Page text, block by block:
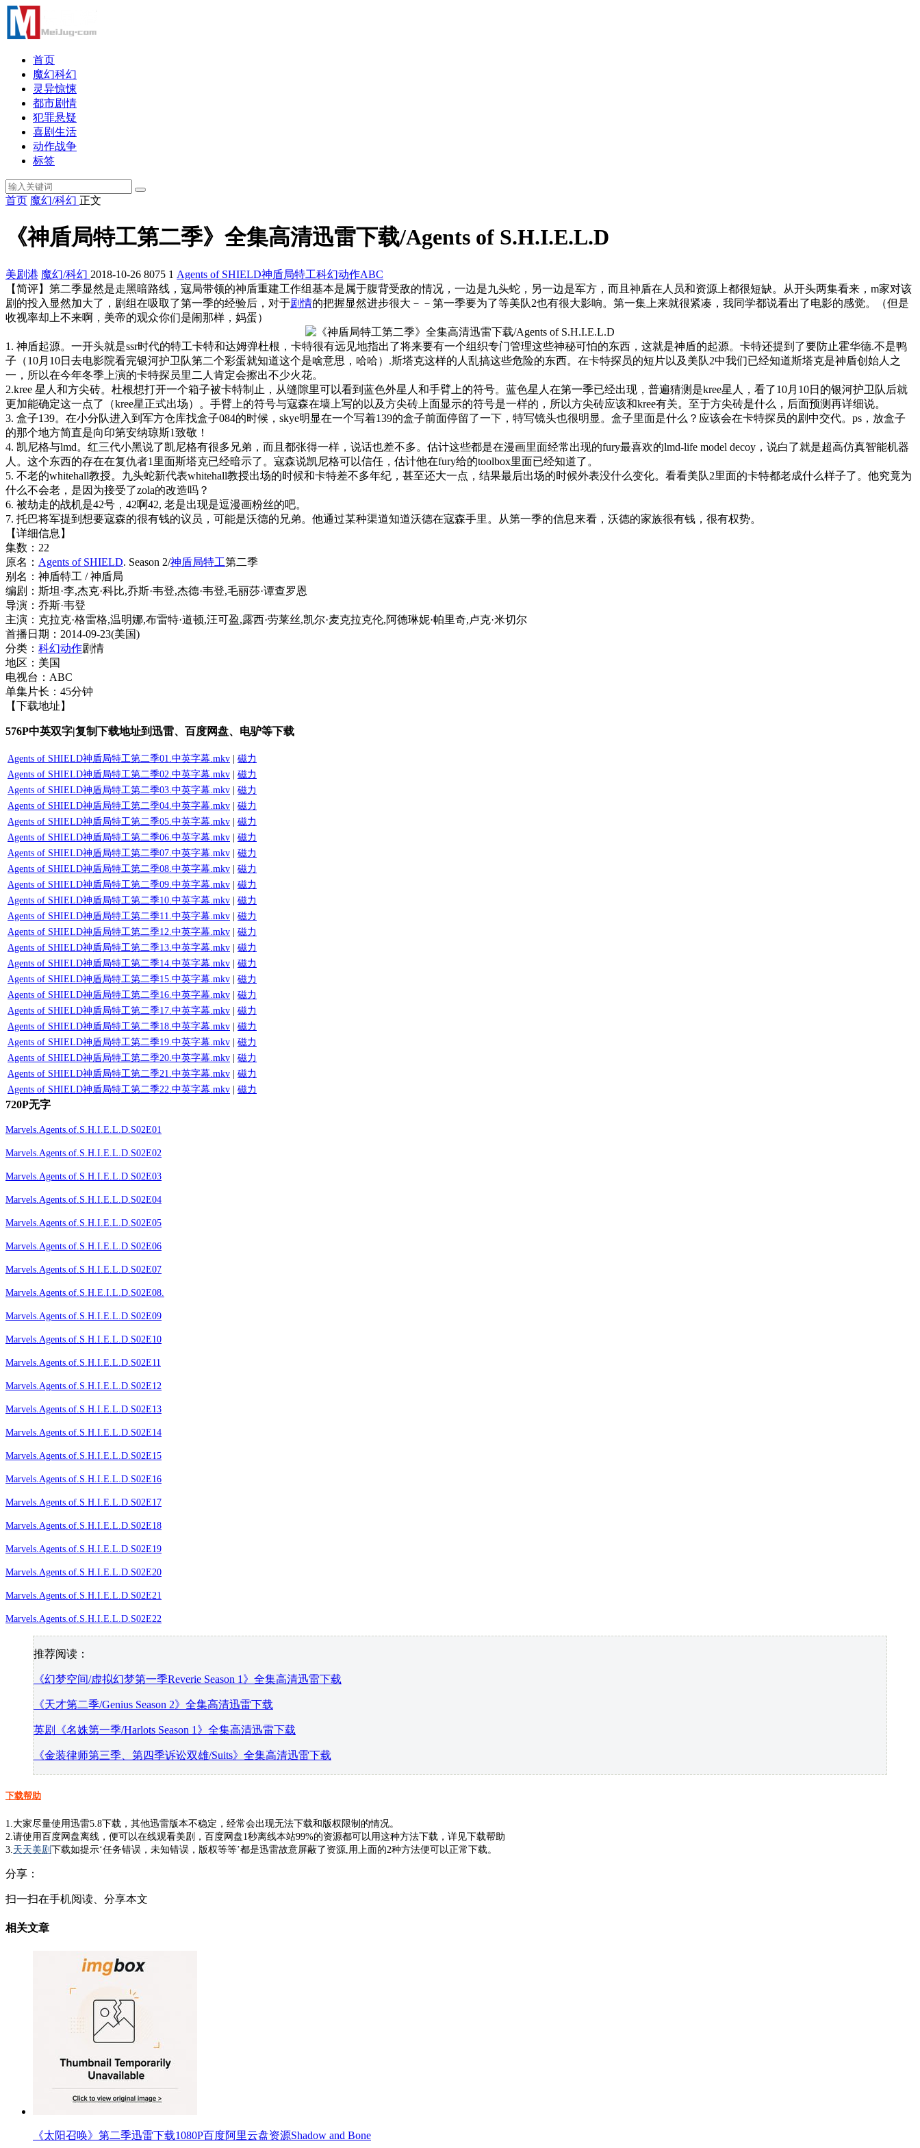
首页
魔幻科幻
灵异惊悚
都市剧情
犯罪悬疑
喜剧生活
动作战争
标签
首页 魔幻/科幻 正文
《神盾局特工第二季》全集高清迅雷下载/Agents of S.H.I.E.L.D
美剧港 魔幻/科幻 2018-10-26 8075 1 Agents of SHIELD神盾局特工科幻动作ABC
【简评】第二季显然是走黑暗路线，寇局带领的神盾重建工作组基本是属于腹背受敌的情况，一边是九头蛇，另一边是军方，而且神盾在人员和资源上都很短缺。从开头两集看来，m家对该
剧的投入显然加大了，剧组在吸取了第一季的经验后，对于剧情的把握显然进步很大－－第一季要为了等美队2也有很大影响。第一集上来就很紧凑，我同学都说看出了电影的感觉。（但是
收视率却上不来啊，美帝的观众你们是闹那样，妈蛋）
1. 神盾起源。一开头就是ssr时代的特工卡特和达姆弹杜根，卡特很有远见地指出了将来要有一个组织专门管理这些神秘可怕的东西，这就是神盾的起源。卡特还提到了要防止霍华德.不是鸭
子（10月10日去电影院看完银河护卫队第二个彩蛋就知道这个是啥意思，哈哈）.斯塔克这样的人乱搞这些危险的东西。在卡特探员的短片以及美队2中我们已经知道斯塔克是神盾创始人之
一，所以在今年冬季上演的卡特探员里二人肯定会擦出不少火花。
2.kree 星人和方尖砖。杜根想打开一个箱子被卡特制止，从缝隙里可以看到蓝色外星人和手臂上的符号。蓝色星人在第一季已经出现，普遍猜测是kree星人，看了10月10日的银河护卫队后就
更加能确定这一点了（kree星正式出场）。手臂上的符号与寇森在墙上写的以及方尖砖上面显示的符号是一样的，所以方尖砖应该和kree有关。至于方尖砖是什么，后面预测再详细说。
3. 盒子139。在小分队进入到军方仓库找盒子084的时候，skye明显在一个写着139的盒子前面停留了一下，特写镜头也很明显。盒子里面是什么？应该会在卡特探员的剧中交代。ps，放盒子
的那个地方简直是向印第安纳琼斯1致敬！
4. 凯尼格与lmd。红三代小黑说了凯尼格有很多兄弟，而且都张得一样，说话也差不多。估计这些都是在漫画里面经常出现的fury最喜欢的lmd-life model decoy，说白了就是超高仿真智能机器
人。这个东西的存在在复仇者1里面斯塔克已经暗示了。寇森说凯尼格可以信任，估计他在fury给的toolbox里面已经知道了。
5. 不老的whitehall教授。九头蛇新代表whitehall教授出场的时候和卡特差不多年纪，甚至还大一点，结果最后出场的时候外表没什么变化。看看美队2里面的卡特都老成什么样子了。他究竟为
什么不会老，是因为接受了zola的改造吗？
6. 被劫走的战机是42号，42啊42, 老是出现是逗漫画粉丝的吧。
7. 托巴将军提到想要寇森的很有钱的议员，可能是沃德的兄弟。他通过某种渠道知道沃德在寇森手里。从第一季的信息来看，沃德的家族很有钱，很有权势。
【详细信息】
集数：22
原名： Agents of SHIELD. Season 2/神盾局特工第二季
别名：神盾特工 / 神盾局
编剧：斯坦·李,杰克·科比,乔斯·韦登,杰德·韦登,毛丽莎·谭查罗恩
导演：乔斯·韦登
主演：克拉克·格雷格,温明娜,布雷特·道顿,汪可盈,露西·劳莱丝,凯尔·麦克拉克伦,阿德琳妮·帕里奇,卢克·米切尔
首播日期：2014-09-23(美国)
分类： 科幻动作剧情
地区：美国
电视台：ABC
单集片长：45分钟
【下载地址】
576P中英双字|复制下载地址到迅雷、百度网盘、电驴等下载
Agents of SHIELD神盾局特工第二季01.中英字幕.mkv
磁力
Agents of SHIELD神盾局特工第二季02.中英字幕.mkv
磁力
Agents of SHIELD神盾局特工第二季03.中英字幕.mkv
磁力
Agents of SHIELD神盾局特工第二季04.中英字幕.mkv
磁力
Agents of SHIELD神盾局特工第二季05.中英字幕.mkv
磁力
Agents of SHIELD神盾局特工第二季06.中英字幕.mkv
磁力
Agents of SHIELD神盾局特工第二季07.中英字幕.mkv
磁力
Agents of SHIELD神盾局特工第二季08.中英字幕.mkv
磁力
Agents of SHIELD神盾局特工第二季09.中英字幕.mkv
磁力
Agents of SHIELD神盾局特工第二季10.中英字幕.mkv
磁力
Agents of SHIELD神盾局特工第二季11.中英字幕.mkv
磁力
Agents of SHIELD神盾局特工第二季12.中英字幕.mkv
磁力
Agents of SHIELD神盾局特工第二季13.中英字幕.mkv
磁力
Agents of SHIELD神盾局特工第二季14.中英字幕.mkv
磁力
Agents of SHIELD神盾局特工第二季15.中英字幕.mkv
磁力
Agents of SHIELD神盾局特工第二季16.中英字幕.mkv
磁力
Agents of SHIELD神盾局特工第二季17.中英字幕.mkv
磁力
Agents of SHIELD神盾局特工第二季18.中英字幕.mkv
磁力
Agents of SHIELD神盾局特工第二季19.中英字幕.mkv
磁力
Agents of SHIELD神盾局特工第二季20.中英字幕.mkv
磁力
Agents of SHIELD神盾局特工第二季21.中英字幕.mkv
磁力
Agents of SHIELD神盾局特工第二季22.中英字幕.mkv
磁力
720P无字
Marvels.Agents.of.S.H.I.E.L.D.S02E01
Marvels.Agents.of.S.H.I.E.L.D.S02E02
Marvels.Agents.of.S.H.I.E.L.D.S02E03
Marvels.Agents.of.S.H.I.E.L.D.S02E04
Marvels.Agents.of.S.H.I.E.L.D.S02E05
Marvels.Agents.of.S.H.I.E.L.D.S02E06
Marvels.Agents.of.S.H.I.E.L.D.S02E07
Marvels.Agents.of.S.H.E.I.L.D.S02E08.
Marvels.Agents.of.S.H.I.E.L.D.S02E09
Marvels.Agents.of.S.H.I.E.L.D.S02E10
Marvels.Agents.of.S.H.I.E.L.D.S02E11
Marvels.Agents.of.S.H.I.E.L.D.S02E12
Marvels.Agents.of.S.H.I.E.L.D.S02E13
Marvels.Agents.of.S.H.I.E.L.D.S02E14
Marvels.Agents.of.S.H.I.E.L.D.S02E15
Marvels.Agents.of.S.H.I.E.L.D.S02E16
Marvels.Agents.of.S.H.I.E.L.D.S02E17
Marvels.Agents.of.S.H.I.E.L.D.S02E18
Marvels.Agents.of.S.H.I.E.L.D.S02E19
Marvels.Agents.of.S.H.I.E.L.D.S02E20
Marvels.Agents.of.S.H.I.E.L.D.S02E21
Marvels.Agents.of.S.H.I.E.L.D.S02E22
推荐阅读：
《幻梦空间/虚拟幻梦第一季Reverie Season 1》全集高清迅雷下载
《天才第二季/Genius Season 2》全集高清迅雷下载
英剧《名姝第一季/Harlots Season 1》全集高清迅雷下载
《金装律师第三季、第四季诉讼双雄/Suits》全集高清迅雷下载
下载帮助
1.大家尽量使用迅雷5.8下载，其他迅雷版本不稳定，经常会出现无法下载和版权限制的情况。
2.请使用百度网盘离线，便可以在线观看美剧，百度网盘1秒离线本站99%的资源都可以用这种方法下载，详见下载帮助
3.天天美剧 下载如提示‘任务错误，未知错误，版权等等’都是迅雷故意屏蔽了资源,用上面的2种方法便可以正常下载。
分享：
扫一扫在手机阅读、分享本文
相关文章
《太阳召唤》第二季迅雷下载1080P百度阿里云盘资源Shadow and Bone